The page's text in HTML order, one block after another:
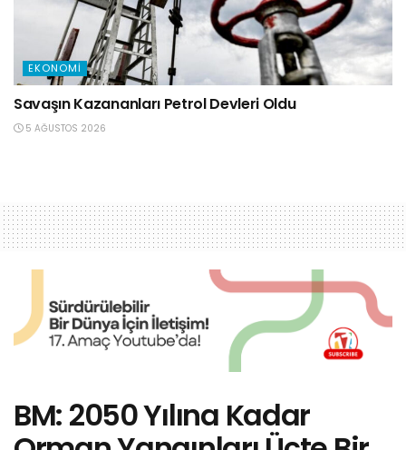
EKONOMI
Savaşın Kazananları Petrol Devleri Oldu
5 AĞUSTOS 2026
BM: 2050 Yılına Kadar